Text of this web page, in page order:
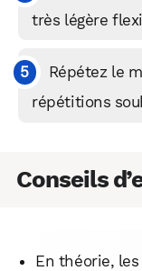
très légère
Répétez le
répétitions
Conseils
En théorie,